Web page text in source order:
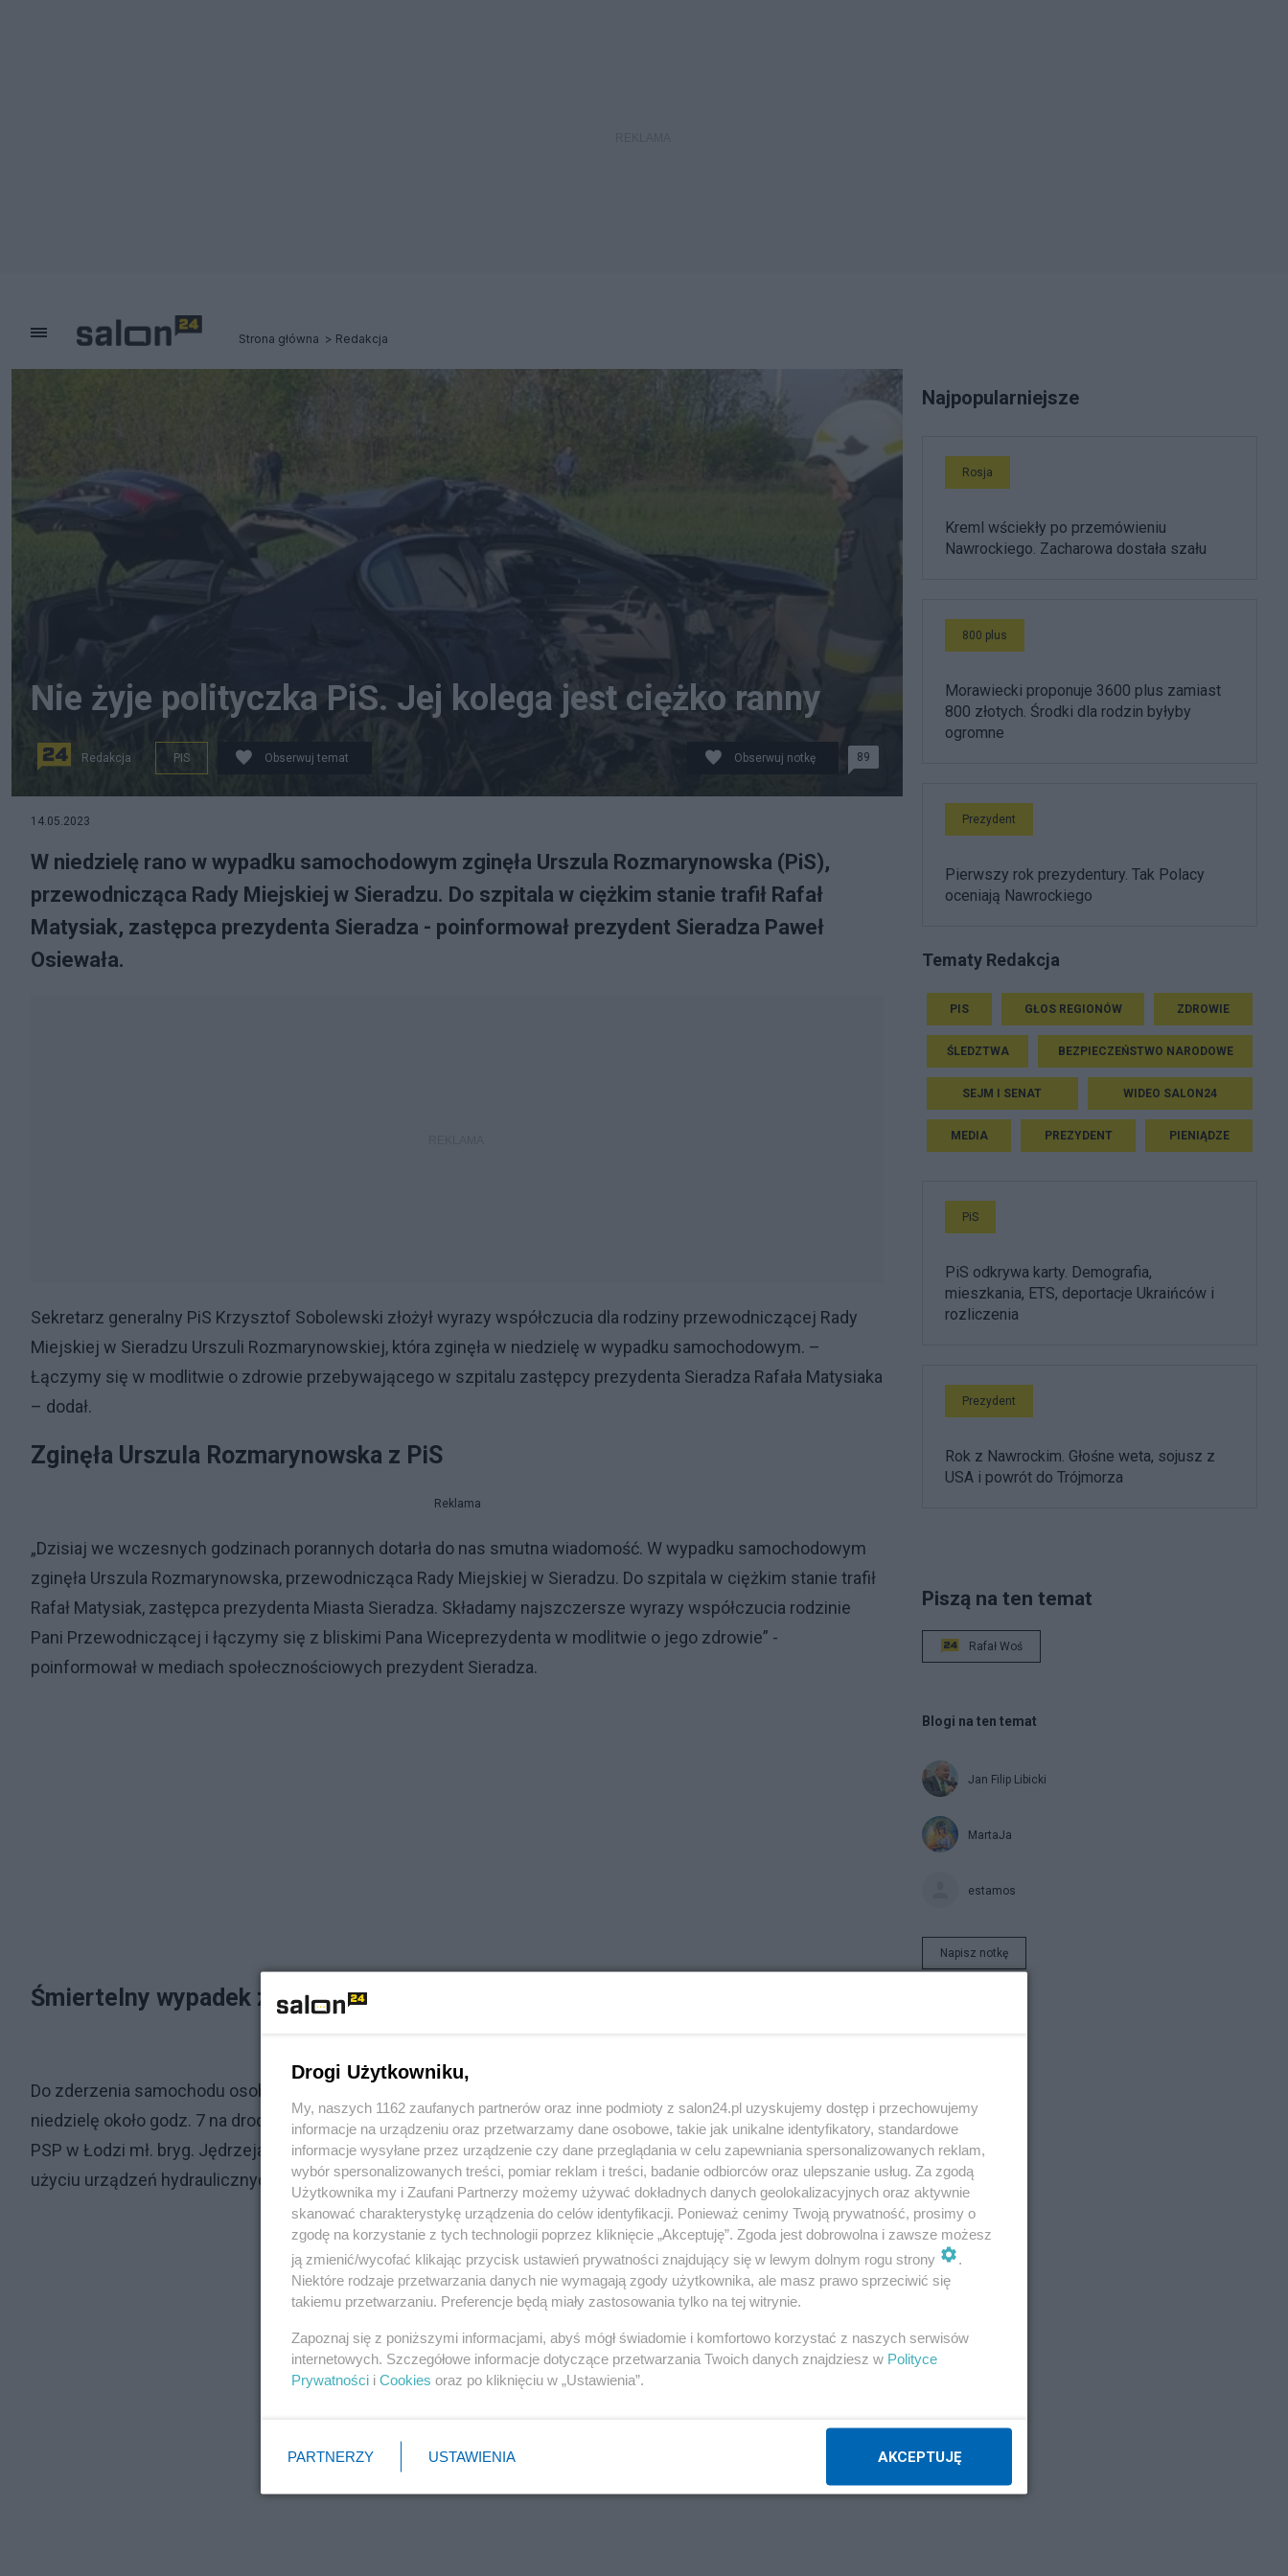
Strona główna Redakcja
Nie żyje polityczka PiS. Jej kolega jest ciężko ranny
Redakcja PIS Obserwuj temat Obserwuj notkę 89
14.05.2023
W niedzielę rano w wypadku samochodowym zginęła Urszula Rozmarynowska (PiS),
przewodnicząca Rady Miejskiej w Sieradzu. Do szpitala w ciężkim stanie trafił Rafał
Matysiak, zastępca prezydenta Sieradza - poinformował prezydent Sieradza Paweł
Osiewała.
Sekretarz generalny PiS Krzysztof Sobolewski złożył wyrazy współczucia dla rodziny przewodniczącej Rady
Miejskiej w Sieradzu Urszuli Rozmarynowskiej, która zginęła w niedzielę w wypadku samochodowym. –
Łączymy się w modlitwie o zdrowie przebywającego w szpitalu zastępcy prezydenta Sieradza Rafała Matysiaka
– dodał.
Zginęła Urszula Rozmarynowska z PiS
Reklama
„Dzisiaj we wczesnych godzinach porannych dotarła do nas smutna wiadomość. W wypadku samochodowym
zginęła Urszula Rozmarynowska, przewodnicząca Rady Miejskiej w Sieradzu. Do szpitala w ciężkim stanie trafił
Rafał Matysiak, zastępca prezydenta Miasta Sieradza. Składamy najszczersze wyrazy współczucia rodzinie
Pani Przewodniczącej i łączymy się z bliskimi Pana Wiceprezydenta w modlitwie o jego zdrowie” -
poinformował w mediach społecznościowych prezydent Sieradza.
Śmiertelny wypadek z udziałem polityk PiS
Do zderzenia samochodu osobowego, którym podróżowali sieradzcy samorządowcy, z ciężarówką doszło w
niedzielę około godz. 7 na drodze krajowej nr 74 w Wincentowie (gm. Rusiec). Z relacji rzecznika rzecznika KW
PSP w Łodzi mł. bryg. Jędrzeja Pawlaka wynika, że po dotarciu na miejsce zdarzenia strażacy musieli przy
użyciu urządzeń hydraulicznych umożliwić dostęp do poszkodowanych zakleszczonych w pojeździe.
Najpopularniejsze
Rosja
Kreml wściekły po przemówieniu
Nawrockiego. Zacharowa dostała szału
800 plus
Morawiecki proponuje 3600 plus zamiast
800 złotych. Środki dla rodzin byłyby
ogromne
Prezydent
Pierwszy rok prezydentury. Tak Polacy
oceniają Nawrockiego
Tematy Redakcja
PIS GŁOS REGIONÓW ZDROWIE
ŚLEDZTWA BEZPIECZEŃSTWO NARODOWE
SEJM I SENAT WIDEO SALON24
MEDIA PREZYDENT PIENIĄDZE
PiS
PiS odkrywa karty. Demografia,
mieszkania, ETS, deportacje Ukraińców i
rozliczenia
Prezydent
Rok z Nawrockim. Głośne weta, sojusz z
USA i powrót do Trójmorza
Piszą na ten temat
Rafał Woś
Blogi na ten temat
Jan Filip Libicki
MartaJa
estamos
Napisz notkę
Drogi Użytkowniku,
My, naszych 1162 zaufanych partnerów oraz inne podmioty z salon24.pl uzyskujemy dostęp i przechowujemy
informacje na urządzeniu oraz przetwarzamy dane osobowe, takie jak unikalne identyfikatory, standardowe
informacje wysyłane przez urządzenie czy dane przeglądania w celu zapewniania spersonalizowanych reklam,
wybór spersonalizowanych treści, pomiar reklam i treści, badanie odbiorców oraz ulepszanie usług. Za zgodą
Użytkownika my i Zaufani Partnerzy możemy używać dokładnych danych geolokalizacyjnych oraz aktywnie
skanować charakterystykę urządzenia do celów identyfikacji. Ponieważ cenimy Twoją prywatność, prosimy o
zgodę na korzystanie z tych technologii poprzez kliknięcie „Akceptuję”. Zgoda jest dobrowolna i zawsze możesz
ją zmienić/wycofać klikając przycisk ustawień prywatności znajdujący się w lewym dolnym rogu strony
.
Niektóre rodzaje przetwarzania danych nie wymagają zgody użytkownika, ale masz prawo sprzeciwić się
takiemu przetwarzaniu. Preferencje będą miały zastosowania tylko na tej witrynie.
Zapoznaj się z poniższymi informacjami, abyś mógł świadomie i komfortowo korzystać z naszych serwisów
internetowych. Szczegółowe informacje dotyczące przetwarzania Twoich danych znajdziesz w Polityce
Prywatności i Cookies oraz po kliknięciu w „Ustawienia”.
PARTNERZY USTAWIENIA AKCEPTUJĘ